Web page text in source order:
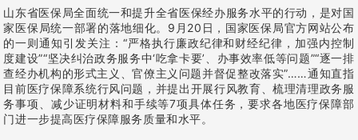
山东省医保局全面统一和提升全省医保经办服务水平的行动，是对国
家医保局统一部署的落地细化。9月20日，国家医保局官方网站公布
的一则通知引发关注：“严格执行廉政纪律和财经纪律，加强内控制
度建设”“坚决纠治政务服务中‘吃拿卡要’、办事效率低等问题”“逐一排
查经办机构的形式主义、官僚主义问题并督促整改落实”……通知直指
目前医疗保障系统行风问题，并提出开展行风教育、梳理清理政务服
务事项、减少证明材料和手续等7项具体任务，要求各地医疗保障部
门进一步提高医疗保障服务质量和水平。